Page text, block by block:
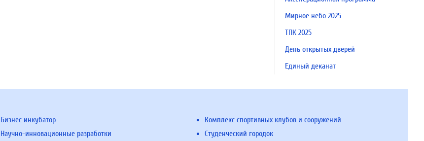
Мирное небо 2025
ТПК 2025
День открытых дверей
Единый деканат
Бизнес инкубатор
Научно-инновационные разработки
Комплекс спортивных клубов и сооружений
Студенческий городок